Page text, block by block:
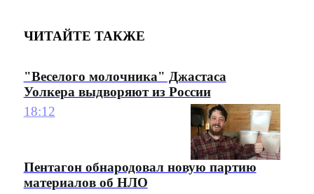
ЧИТАЙТЕ ТАКЖЕ
"Веселого молочника" Джастаса
Уолкера выдворяют из России
18:12
Пентагон обнародовал новую партию
материалов об НЛО